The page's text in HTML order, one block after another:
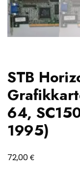
STB
64,
1995)
72,00€